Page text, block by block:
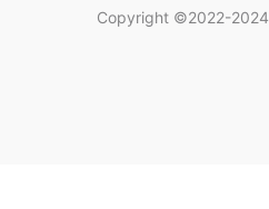
Copyright ©2022-2024